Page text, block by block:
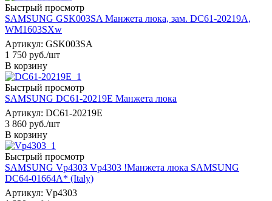
Быстрый просмотр
SAMSUNG GSK003SA Манжета люка, зам. DC61-20219A,
WM1603SXw
Артикул: GSK003SA
1 750 руб./шт
В корзину
Быстрый просмотр
SAMSUNG DC61-20219E Манжета люка
Артикул: DC61-20219E
3 860 руб./шт
В корзину
Быстрый просмотр
SAMSUNG Vp4303 Vp4303 !Манжета люка SAMSUNG
DC64-01664A* (Italy)
Артикул: Vp4303